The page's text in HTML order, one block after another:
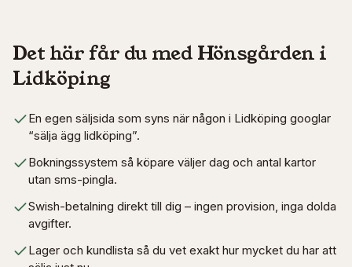
Det här får du med Hönsgården i
Lidköping
En egen säljsida som syns när någon i Lidköping googlar
“sälja ägg lidköping”.
Bokningssystem så köpare väljer dag och antal kartor
utan sms-pingla.
Swish-betalning direkt till dig – ingen provision, inga dolda
avgifter.
Lager och kundlista så du vet exakt hur mycket du har att